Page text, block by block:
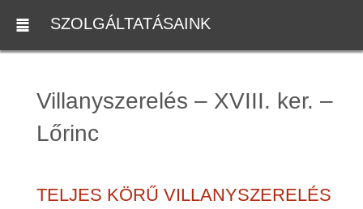
SZOLGÁLTATÁSAINK
Villanyszerelés – XVIII. ker. –
Lőrinc
TELJES KÖRŰ VILLANYSZERELÉS